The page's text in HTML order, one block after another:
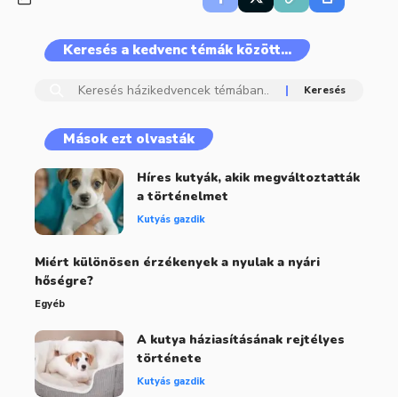
Keresés a kedvenc témák között…
Mások ezt olvasták
Híres kutyák, akik megváltoztatták
a történelmet
Kutyás gazdik
Miért különösen érzékenyek a nyulak a nyári
hőségre?
Egyéb
A kutya háziasításának rejtélyes
története
Kutyás gazdik